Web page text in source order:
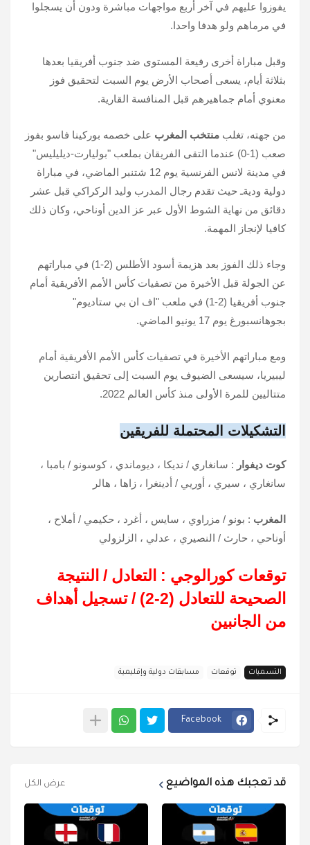
يفوزوا عليهم في آخر أربع مواجهات مباشرة ودون أن يسجلوا
في مرماهم ولو هدفا واحدا.
وقبل مباراة أخرى رفيعة المستوى ضد جنوب أفريقيا بعدها
بثلاثة أيام، يسعى أصحاب الأرض يوم السبت لتحقيق فوز
معنوي أمام جماهيرهم قبل المنافسة القارية.
من جهته، تغلب منتخب المغرب على خصمه بوركينا فاسو بفوز
صعب (1-0) عندما التقى الفريقان بملعب "بوليارت-ديليليس"
في مدينة لانس الفرنسية يوم 12 شتنبر الماضي، في مباراة
دولية وديةـ حيث تقدم رجال المدرب وليد الركراكي قبل عشر
دقائق من نهاية الشوط الأول عبر عز الدين أوناحي، وكان ذلك
كافيا لإنجاز المهمة.
وجاء ذلك الفوز بعد هزيمة أسود الأطلس (2-1) في مباراتهم
عن الجولة قبل الأخيرة من تصفيات كأس الأمم الأفريقية أمام
جنوب أفريقيا (2-1) في ملعب "اف ان بي ستاديوم"
بجوهانسبورغ يوم 17 يونيو الماضي.
ومع مباراتهم الأخيرة في تصفيات كأس الأمم الأفريقية أمام
ليبيريا، سيسعى الضيوف يوم السبت إلى تحقيق انتصارين
متتاليين للمرة الأولى منذ كأس العالم 2022.
التشكيلات المحتملة للفريقين
كوت ديفوار : سانغاري / نديكا ، ديوماندي ، كوسونو / بامبا ،
سانغاري ، سيري ، أوريي / أدينغرا ، زاها ، هالر
المغرب : بونو / مزراوي ، سايس ، أغرد ، حكيمي / أملاح ،
أوناحي ، حارث / النصيري ، عدلي ، الزلزولي
توقعات كورالوجي : التعادل / النتيجة
الصحيحة للتعادل (2-2)
/تسجيل أهداف
من الجانبين
التسميات توقعات مسابقات دولية وإقليمية
Facebook
قد تعجبك هذه المواضيع عرض الكل